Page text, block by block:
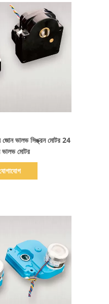
জোন ভালভ সিঙ্ক্রন মোটর 24
ভালভ মোটর